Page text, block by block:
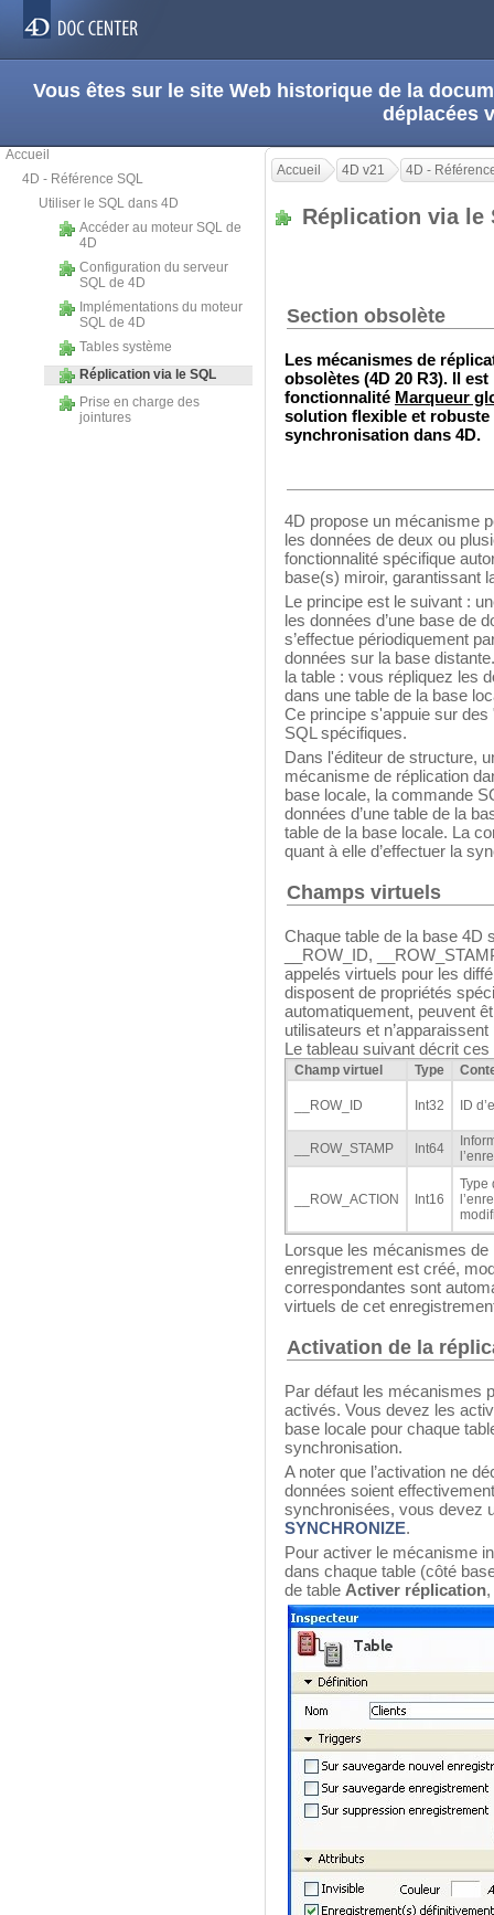
Vous êtes sur le site Web historique de la
déplacées
Accueil
4D - Référence SQL
Utiliser le SQL dans 4D
Accéder au moteur SQL de
4D
Configuration du serveur
SQL de 4D
Implémentations du moteur
SQL de 4D
Tables système
Réplication via le SQL
Prise en charge des
jointures
Accueil 4D v21 4D -
Réplication via
Section obsolète
Les mécanismes de
obsolètes (4D 20 R3). Il
fonctionnalité Marqueur
solution flexible et
synchronisation dans 4D.
4D propose un mécanisme
les données de deux ou
fonctionnalité spécifique
base(s) miroir, garantissant
Le principe est le suivant :
les données d’une base de
s’effectue périodiquement
données sur la base
la table : vous répliquez les
dans une table de la base
Ce principe s'appuie sur des
SQL spécifiques.
Dans l'éditeur de structure,
mécanisme de réplication
base locale, la commande
données d’une table de la
table de la base locale. La
quant à elle d’effectuer la
Champs virtuels
Chaque table de la base 4D
__ROW_ID,
appelés virtuels pour les
disposent de propriétés
automatiquement, peuvent
utilisateurs et
Le tableau suivant décrit
Champ virtuel Type
__ROW_ID Int32 ID
__ROW_STAMP Int64
__ROW_ACTION Int16
Type
Lorsque les mécanismes de
enregistrement est créé,
correspondantes sont
virtuels de cet
Activation de la
Par défaut les mécanismes
activés. Vous devez les
base locale pour chaque
synchronisation.
A noter que l’activation ne
données soient
synchronisées, vous devez
SYNCHRONIZE.
Pour activer le mécanisme
dans chaque table (côté
de table Activer réplication